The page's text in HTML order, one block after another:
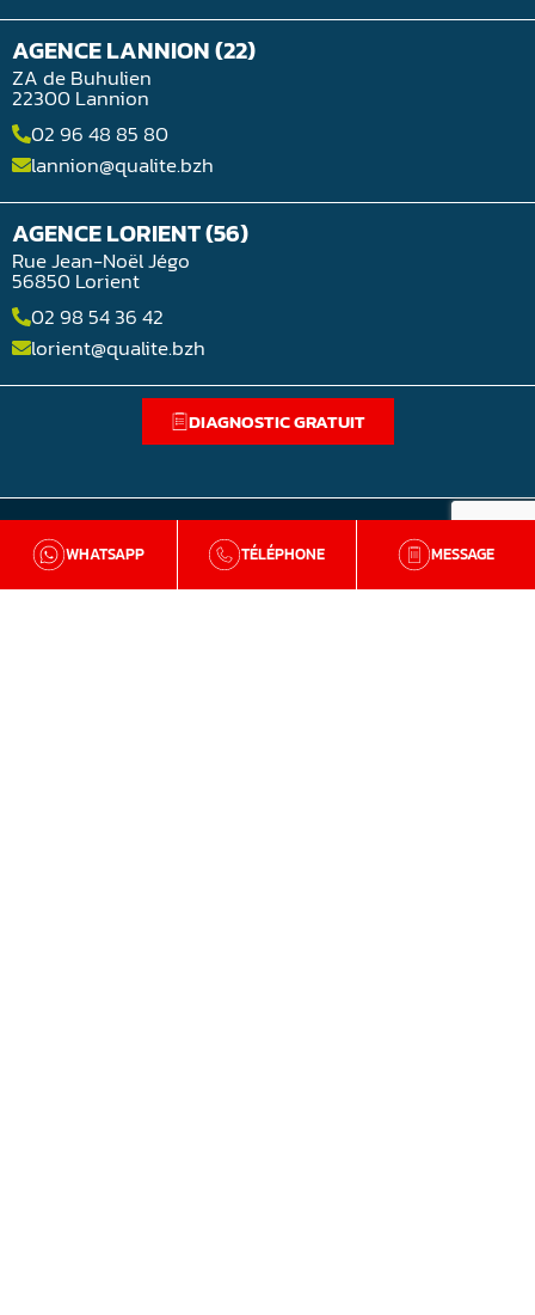
WHATSAPP TÉLÉPHONE MESSAGE
AGENCE LANNION (22)
ZA de Buhulien
22300 Lannion
02 96 48 85 80
lannion@qualite.bzh
AGENCE LORIENT (56)
Rue Jean-Noël Jégo
56850 Lorient
02 98 54 36 42
lorient@qualite.bzh
DIAGNOSTIC GRATUIT